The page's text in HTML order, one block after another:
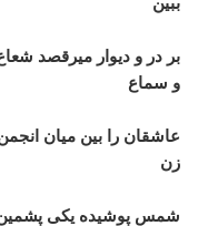
بر در و ديوار
و سماع
عاشقان را بين ميان
زن
شمس پوشيده يکی